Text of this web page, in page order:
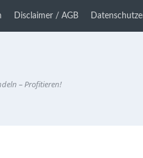
Disclaimer / AGB
– Profitieren!